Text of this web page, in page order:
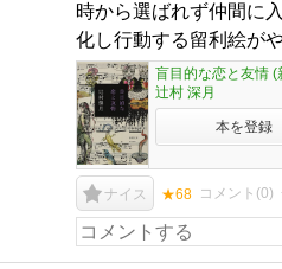
時から選ばれず仲間に
化し行動する留利絵が
盲目的な恋と友情 (
辻村 深月
本を登録
ナイス ★68 コメント(0)